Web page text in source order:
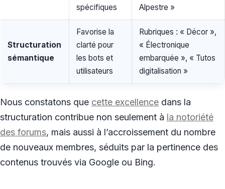
spécifiques Alpestre »
Structuration
sémantique
Favorise la
clarté pour
les bots et
utilisateurs
Rubriques : « Décor »,
« Électronique
embarquée », « Tutos
digitalisation »
Nous constatons que cette excellence dans la
structuration contribue non seulement à la notoriété
des forums, mais aussi à l’accroissement du nombre
de nouveaux membres, séduits par la pertinence des
contenus trouvés via Google ou Bing.